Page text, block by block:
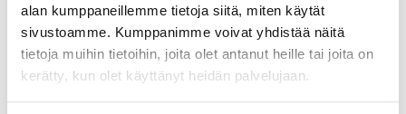
alan kumppaneillemme tietoja siitä, miten käytät
sivustoamme. Kumppanimme voivat yhdistää näitä
tietoja muihin tietoihin, joita olet antanut heille tai joita on
kerätty, kun olet käyttänyt heidän palvelujaan.